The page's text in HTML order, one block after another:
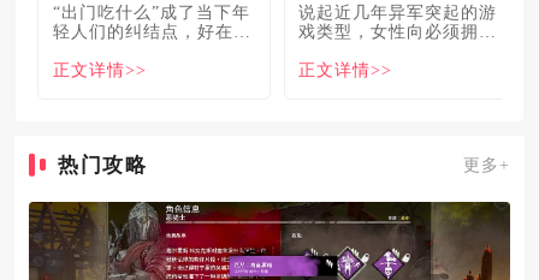
“出门吃什么”成了当下年
轻人们的纠结点，好在美
解
正文详情>>
说起近几年异军突起的游
戏类型，女性向必须拥有
名大
正文详情>>
热门攻略 更多+